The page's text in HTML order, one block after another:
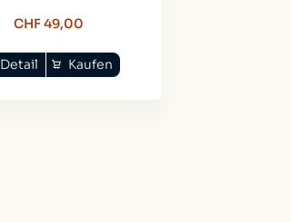
CHF 49,00
Kaufen
Detail